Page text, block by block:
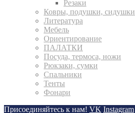
Резаки
Ковры, подушки, сидушки
Литература
Мебель
Ориентирование
ПАЛАТКИ
Посуда, термоса, ножи
Рюкзаки, сумки
Спальники
Тенты
Фонари
Присоединяйтесь к нам! VK Instagram